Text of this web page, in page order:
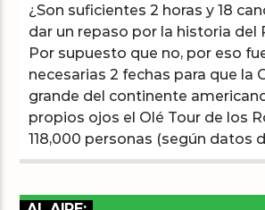
¿Son suficientes 2 horas y 18
dar un repaso por la historia del
Por supuesto que no, por eso
necesarias 2 fechas para que la
grande del continente
propios ojos el Olé Tour de los
118,000 personas (según datos